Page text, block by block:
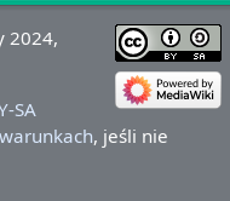
2024,
SA
, jeśli nie